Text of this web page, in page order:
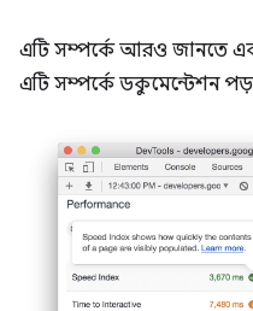
এটি সম্পর্কে আরও জানতে
এটি সম্পর্কে ডকুমেন্টেশন